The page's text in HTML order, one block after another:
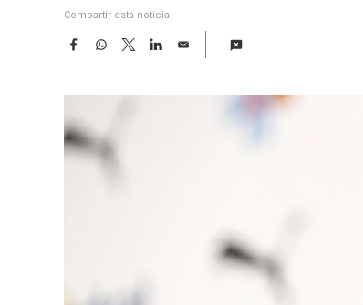
Compartir esta noticia
F
e
o
o
W
t
p
p
T
w
t
L
E